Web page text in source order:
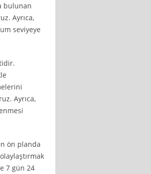
bulunan
Ayrıca,
seviyeye
Ayrıca,
ön planda
7 gün 24